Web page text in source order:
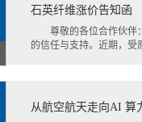
石英纤维涨价告知函
尊敬的各位合作伙伴
的信任与支持。近期，受
从航空航天走向AI 算